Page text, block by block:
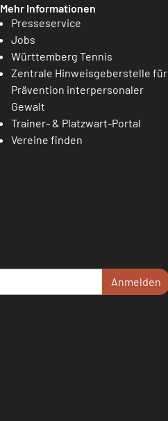
Mehr Informationen
Presseservice
Jobs
Württemberg Tennis
Zentrale Hinweisgeberstelle für
Prävention interpersonaler
Gewalt
Trainer- & Platzwart-Portal
Vereine finden
Anmelden